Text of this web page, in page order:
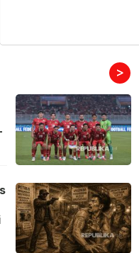
>